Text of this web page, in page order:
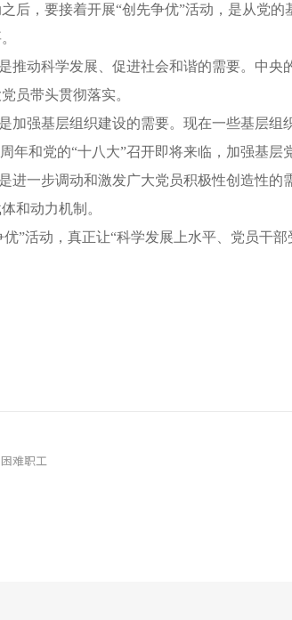
后，要接着开展“创先争优”活动，是从党
推动科学发展、促进社会和谐的需要。中
员带头贯彻落实。
加强基层组织建设的需要。现在一些基层
年和党的“十八大”召开即将来临，加强基层
进一步调动和激发广大党员积极性创造性
和动力机制。
”活动，真正让“科学发展上水平、党员干部
难职工